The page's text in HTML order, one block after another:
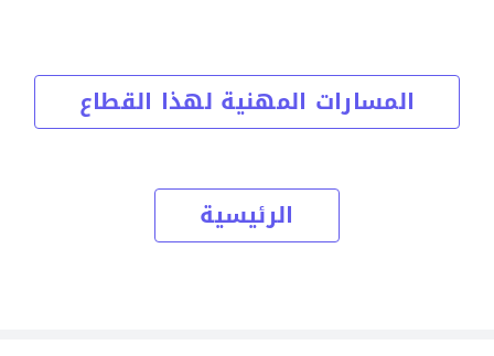
المسارات المهنية لهذا القطاع
الرئيسية